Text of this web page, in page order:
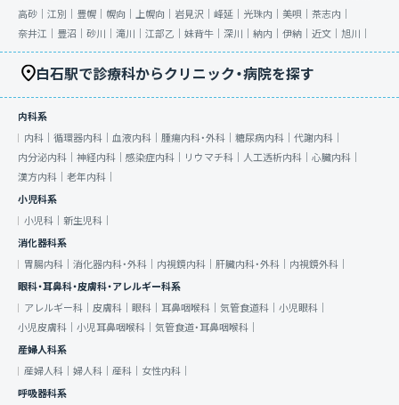
高砂｜ 江別｜ 豊幌｜ 幌向｜ 上幌向｜ 岩見沢｜ 峰延｜ 光珠内｜ 美唄｜ 茶志内｜
奈井江｜ 豊沼｜ 砂川｜ 滝川｜ 江部乙｜ 妹背牛｜ 深川｜ 納内｜ 伊納｜ 近文｜ 旭川｜
白石駅で診療科からクリニック・病院を探す
内科系
内科｜ 循環器内科｜ 血液内科｜ 腫瘍内科・外科｜ 糖尿病内科｜ 代謝内科｜
内分泌内科｜ 神経内科｜ 感染症内科｜ リウマチ科｜ 人工透析内科｜ 心臓内科｜
漢方内科｜ 老年内科｜
小児科系
小児科｜ 新生児科｜
消化器科系
胃腸内科｜ 消化器内科・外科｜ 内視鏡内科｜ 肝臓内科・外科｜ 内視鏡外科｜
眼科・耳鼻科・皮膚科・アレルギー科系
アレルギー科｜ 皮膚科｜ 眼科｜ 耳鼻咽喉科｜ 気管食道科｜ 小児眼科｜
小児皮膚科｜ 小児耳鼻咽喉科｜ 気管食道・耳鼻咽喉科｜
産婦人科系
産婦人科｜ 婦人科｜ 産科｜ 女性内科｜
呼吸器科系